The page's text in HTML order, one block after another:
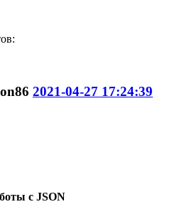
2021-04-27 17:24:39
с JSON